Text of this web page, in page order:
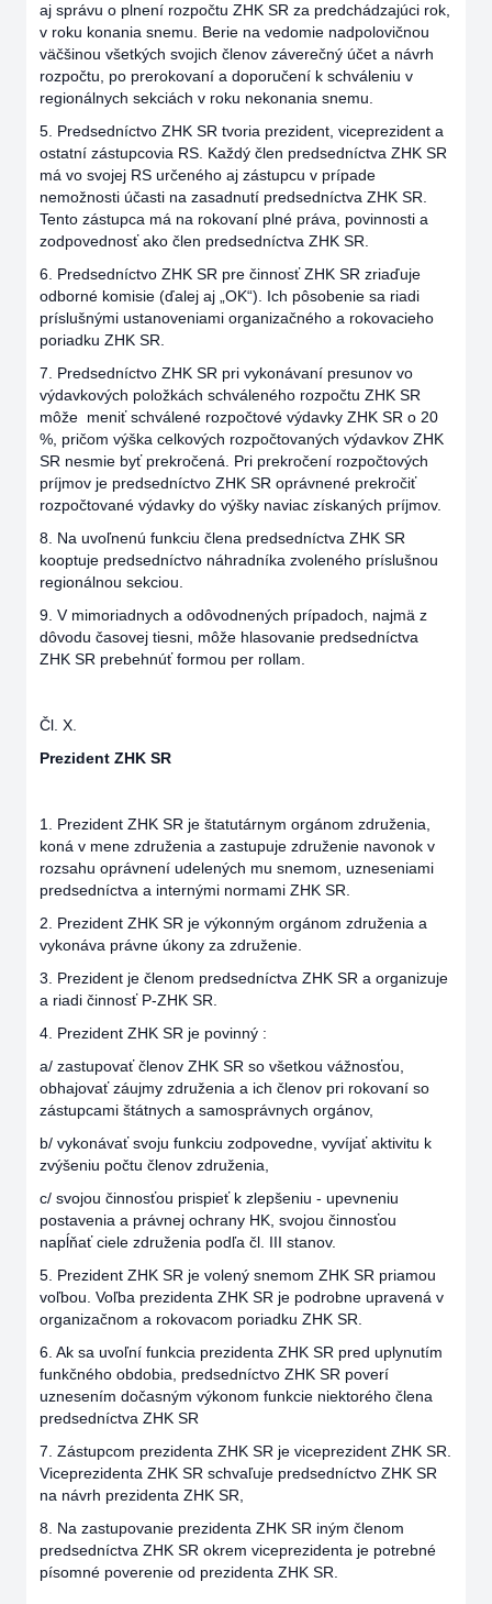
aj správu o plnení rozpočtu ZHK SR za predchádzajúci rok,
v roku konania snemu. Berie na vedomie nadpolovičnou
väčšinou všetkých svojich členov záverečný účet a návrh
rozpočtu, po prerokovaní a doporučení k schváleniu v
regionálnych sekciách v roku nekonania snemu.
5. Predsedníctvo ZHK SR tvoria prezident, viceprezident a
ostatní zástupcovia RS. Každý člen predsedníctva ZHK SR
má vo svojej RS určeného aj zástupcu v prípade
nemožnosti účasti na zasadnutí predsedníctva ZHK SR.
Tento zástupca má na rokovaní plné práva, povinnosti a
zodpovednosť ako člen predsedníctva ZHK SR.
6. Predsedníctvo ZHK SR pre činnosť ZHK SR zriaďuje
odborné komisie (ďalej aj „OK“). Ich pôsobenie sa riadi
príslušnými ustanoveniami organizačného a rokovacieho
poriadku ZHK SR.
7. Predsedníctvo ZHK SR pri vykonávaní presunov vo
výdavkových položkách schváleného rozpočtu ZHK SR
môže meniť schválené rozpočtové výdavky ZHK SR o 20
%, pričom výška celkových rozpočtovaných výdavkov ZHK
SR nesmie byť prekročená. Pri prekročení rozpočtových
príjmov je predsedníctvo ZHK SR oprávnené prekročiť
rozpočtované výdavky do výšky naviac získaných príjmov.
8. Na uvoľnenú funkciu člena predsedníctva ZHK SR
kooptuje predsedníctvo náhradníka zvoleného príslušnou
regionálnou sekciou.
9. V mimoriadnych a odôvodnených prípadoch, najmä z
dôvodu časovej tiesni, môže hlasovanie predsedníctva
ZHK SR prebehnúť formou per rollam.
Čl. X.
Prezident ZHK SR
1. Prezident ZHK SR je štatutárnym orgánom združenia,
koná v mene združenia a zastupuje združenie navonok v
rozsahu oprávnení udelených mu snemom, uzneseniami
predsedníctva a internými normami ZHK SR.
2. Prezident ZHK SR je výkonným orgánom združenia a
vykonáva právne úkony za združenie.
3. Prezident je členom predsedníctva ZHK SR a organizuje
a riadi činnosť P-ZHK SR.
4. Prezident ZHK SR je povinný :
a/ zastupovať členov ZHK SR so všetkou vážnosťou,
obhajovať záujmy združenia a ich členov pri rokovaní so
zástupcami štátnych a samosprávnych orgánov,
b/ vykonávať svoju funkciu zodpovedne, vyvíjať aktivitu k
zvýšeniu počtu členov združenia,
c/ svojou činnosťou prispieť k zlepšeniu - upevneniu
postavenia a právnej ochrany HK, svojou činnosťou
napĺňať ciele združenia podľa čl. III stanov.
5. Prezident ZHK SR je volený snemom ZHK SR priamou
voľbou. Voľba prezidenta ZHK SR je podrobne upravená v
organizačnom a rokovacom poriadku ZHK SR.
6. Ak sa uvoľní funkcia prezidenta ZHK SR pred uplynutím
funkčného obdobia, predsedníctvo ZHK SR poverí
uznesením dočasným výkonom funkcie niektorého člena
predsedníctva ZHK SR
7. Zástupcom prezidenta ZHK SR je viceprezident ZHK SR.
Viceprezidenta ZHK SR schvaľuje predsedníctvo ZHK SR
na návrh prezidenta ZHK SR,
8. Na zastupovanie prezidenta ZHK SR iným členom
predsedníctva ZHK SR okrem viceprezidenta je potrebné
písomné poverenie od prezidenta ZHK SR.